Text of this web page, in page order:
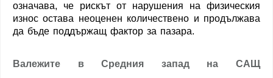
означава, че рискът от нарушения на физическия
износ остава неоценен количествено и продължава
да бъде поддържащ фактор за пазара.
Валежите в Средния запад на САЩ